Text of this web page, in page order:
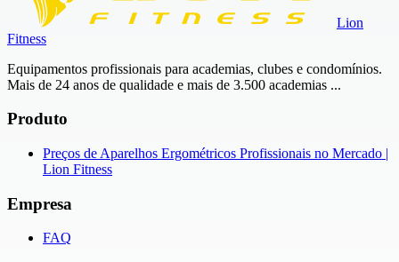
Lion
Fitness
Equipamentos profissionais para academias, clubes e condomínios.
Mais de 24 anos de qualidade e mais de 3.500 academias ...
Produto
Preços de Aparelhos Ergométricos Profissionais no Mercado |
Lion Fitness
Empresa
FAQ